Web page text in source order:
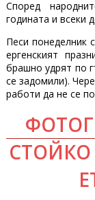
Според
годината и всеки
Песи понеделник
ергенският
брашно удрят по
се задомили).
работи да не се